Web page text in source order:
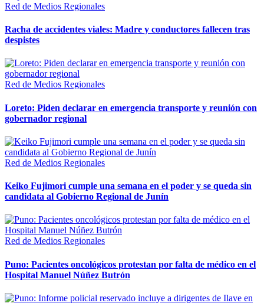
Red de Medios Regionales
Racha de accidentes viales: Madre y conductores fallecen tras
despistes
Red de Medios Regionales
Loreto: Piden declarar en emergencia transporte y reunión con
gobernador regional
Red de Medios Regionales
Keiko Fujimori cumple una semana en el poder y se queda sin
candidata al Gobierno Regional de Junín
Red de Medios Regionales
Puno: Pacientes oncológicos protestan por falta de médico en el
Hospital Manuel Núñez Butrón